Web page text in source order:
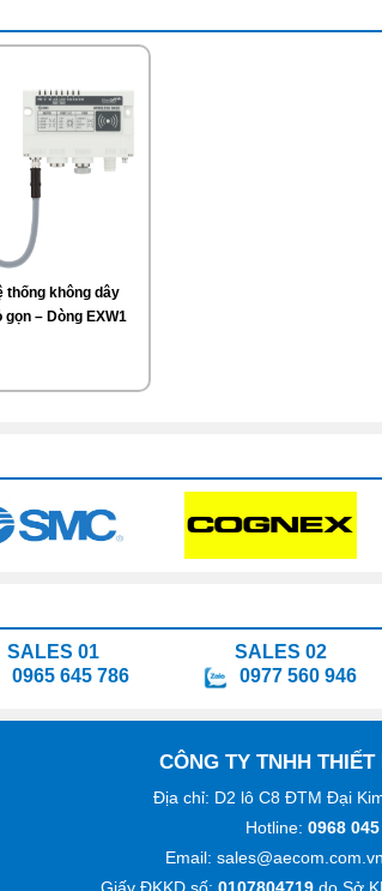
thống không dây
gọn – Dòng EXW1
SALES 01
0965 645 786
SALES 02
0977 560 946
CÔNG TY TNHH
Địa chỉ: D2 lô C8 ĐTM Đại
Hotline: 0968
Email: sales@aecom.com.vn